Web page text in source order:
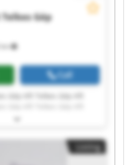
km
Telkes Gép
Call
Gép Kft Telkes Gép Kft
Gép Kft Telkes Gép Kft
Gép Kft Telkes Gép Kft
Gép Kft Telkes Gép Kft
Gép Kft
Listing